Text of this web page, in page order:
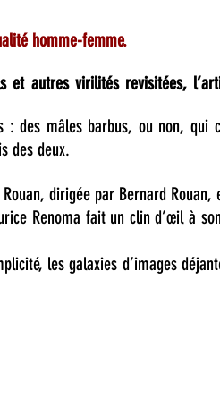
homme-femme.
et autres virilités revisitées,
: des mâles barbus, ou non, qui
des deux.
dirigée par Bernard
Renoma fait un clin d’œil à
les galaxies d’images